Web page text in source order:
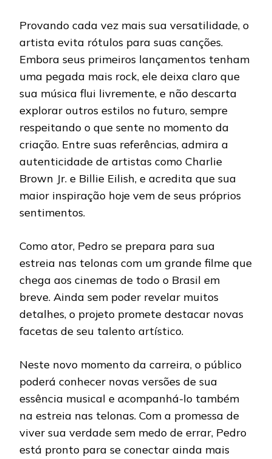
Provando cada vez mais sua versatilidade, o
artista evita rótulos para suas canções.
Embora seus primeiros lançamentos tenham
uma pegada mais rock, ele deixa claro que
sua música flui livremente, e não descarta
explorar outros estilos no futuro, sempre
respeitando o que sente no momento da
criação. Entre suas referências, admira a
autenticidade de artistas como Charlie
Brown Jr. e Billie Eilish, e acredita que sua
maior inspiração hoje vem de seus próprios
sentimentos.
Como ator, Pedro se prepara para sua
estreia nas telonas com um grande filme que
chega aos cinemas de todo o Brasil em
breve. Ainda sem poder revelar muitos
detalhes, o projeto promete destacar novas
facetas de seu talento artístico.
Neste novo momento da carreira, o público
poderá conhecer novas versões de sua
essência musical e acompanhá-lo também
na estreia nas telonas. Com a promessa de
viver sua verdade sem medo de errar, Pedro
está pronto para se conectar ainda mais